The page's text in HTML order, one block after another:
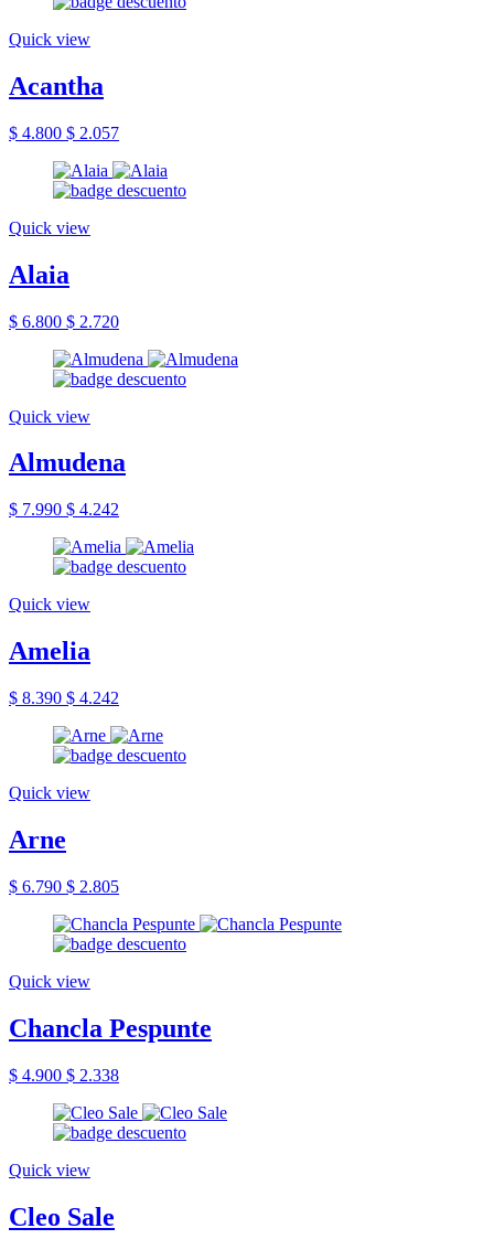
Quick view
Acantha
$ 4.800 $ 2.057
Quick view
Alaia
$ 6.800 $ 2.720
Quick view
Almudena
$ 7.990 $ 4.242
Quick view
Amelia
$ 8.390 $ 4.242
Quick view
Arne
$ 6.790 $ 2.805
Quick view
Chancla Pespunte
$ 4.900 $ 2.338
Quick view
Cleo Sale